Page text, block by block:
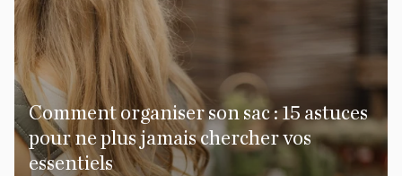
Comment organiser son sac : 15 astuces
pour ne plus jamais chercher vos
essentiels